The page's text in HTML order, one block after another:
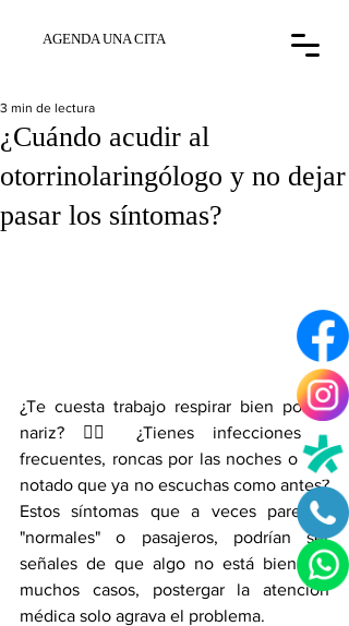
AGENDA UNA CITA
¿Cuándo acudir al
otorrinolaringólogo y no dejar
pasar los síntomas?
3 min de lectura
¿Te cuesta trabajo respirar bien por la
nariz? 😮‍💨 ¿Tienes infecciones
frecuentes, roncas por las noches o has
notado que ya no escuchas como antes?
Estos síntomas que a veces parecen
"normales" o pasajeros, podrían ser
señales de que algo no está bien. En
muchos casos, postergar la atención
médica solo agrava el problema.